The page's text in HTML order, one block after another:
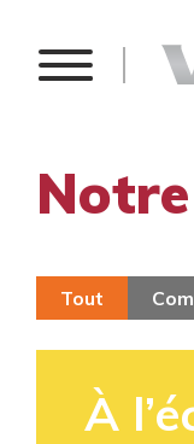
Tout
À